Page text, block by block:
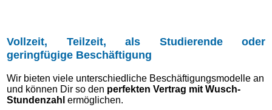
Vollzeit, Teilzeit, als Studierende oder
geringfügige Beschäftigung
Wir bieten viele unterschiedliche Beschäftigungsmodelle an
und können Dir so den perfekten Vertrag mit Wusch-
Stundenzahl ermöglichen.